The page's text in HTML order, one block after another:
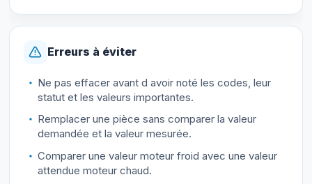
Erreurs à éviter
Ne pas effacer avant d avoir noté les codes, leur
statut et les valeurs importantes.
Remplacer une pièce sans comparer la valeur
demandée et la valeur mesurée.
Comparer une valeur moteur froid avec une valeur
attendue moteur chaud.